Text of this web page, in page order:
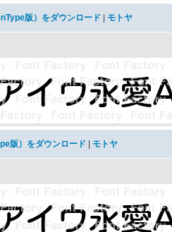
版）をダウンロード モトヤ
版）をダウンロード モトヤ